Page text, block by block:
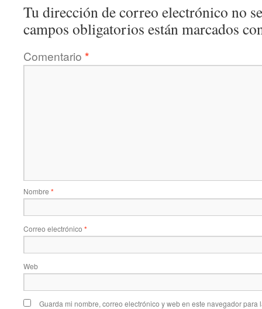
Tu dirección de correo electrónico no
campos obligatorios están marcados
Comentario *
Nombre *
Correo electrónico *
Web
Guarda mi nombre, correo electrónico y web en este navegador para